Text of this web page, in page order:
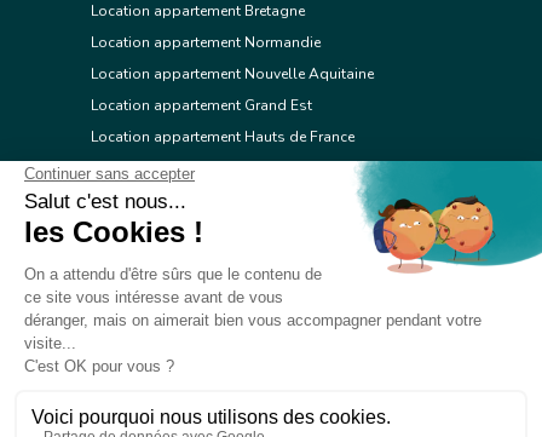
Location appartement Bretagne
Location appartement Normandie
Location appartement Nouvelle Aquitaine
Location appartement Grand Est
Location appartement Hauts de France
Location appartement Ile de France
Location appartement Centre Val de Loire
Location appartement Occitanie
Location appartement Provence Alpes Côte d'Azur
Location appartement Corse